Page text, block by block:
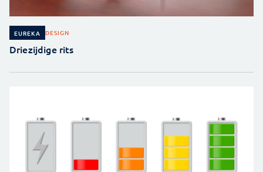
EUREKA DESIGN
Driezijdige rits